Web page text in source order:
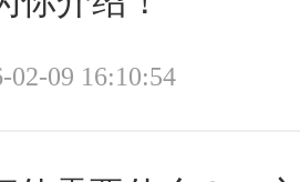
02-09 16:10:54